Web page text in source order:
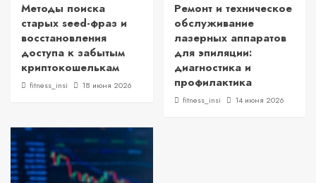
Методы поиска
старых seed-фраз и
восстановления
доступа к забытым
криптокошелькам
fitness_insi 18 июня 2026
Ремонт и техническое
обслуживание
лазерных аппаратов
для эпиляции:
диагностика и
профилактика
fitness_insi 14 июня 2026